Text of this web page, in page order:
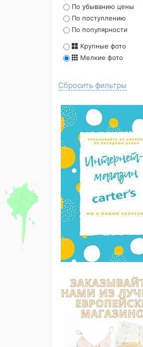
По убыванию цены
По поступлению
По популярности
Крупные фото
Мелкие фото
Сбросить фильтры